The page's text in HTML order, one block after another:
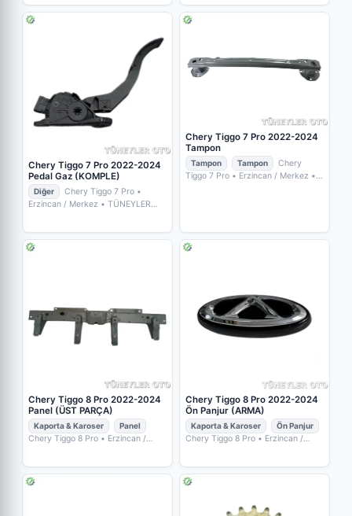
Chery Tiggo 7 Pro 2022-2024
Pedal Gaz (KOMPLE)
Diğer Chery Tiggo 7 Pro •
Erzincan / Merkez • TÜNEYLER
Chery Tiggo 7 Pro 2022-2024
Tampon
Tampon Tampon
Chery
Tiggo 7 Pro • Erzincan / Merkez •
Chery Tiggo 8 Pro 2022-2024
Panel (ÜST PARÇA)
Kaporta & Karoser Panel
Chery Tiggo 8 Pro • Erzincan /
Chery Tiggo 8 Pro 2022-2024
Ön Panjur (ARMA)
Kaporta & Karoser Ön Panjur
Chery Tiggo 8 Pro • Erzincan /